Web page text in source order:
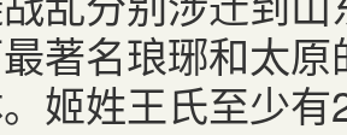
著名琅琊和太
姬姓王氏至少